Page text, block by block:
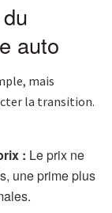
auto
mais
la transition.
: Le prix ne
une prime plus